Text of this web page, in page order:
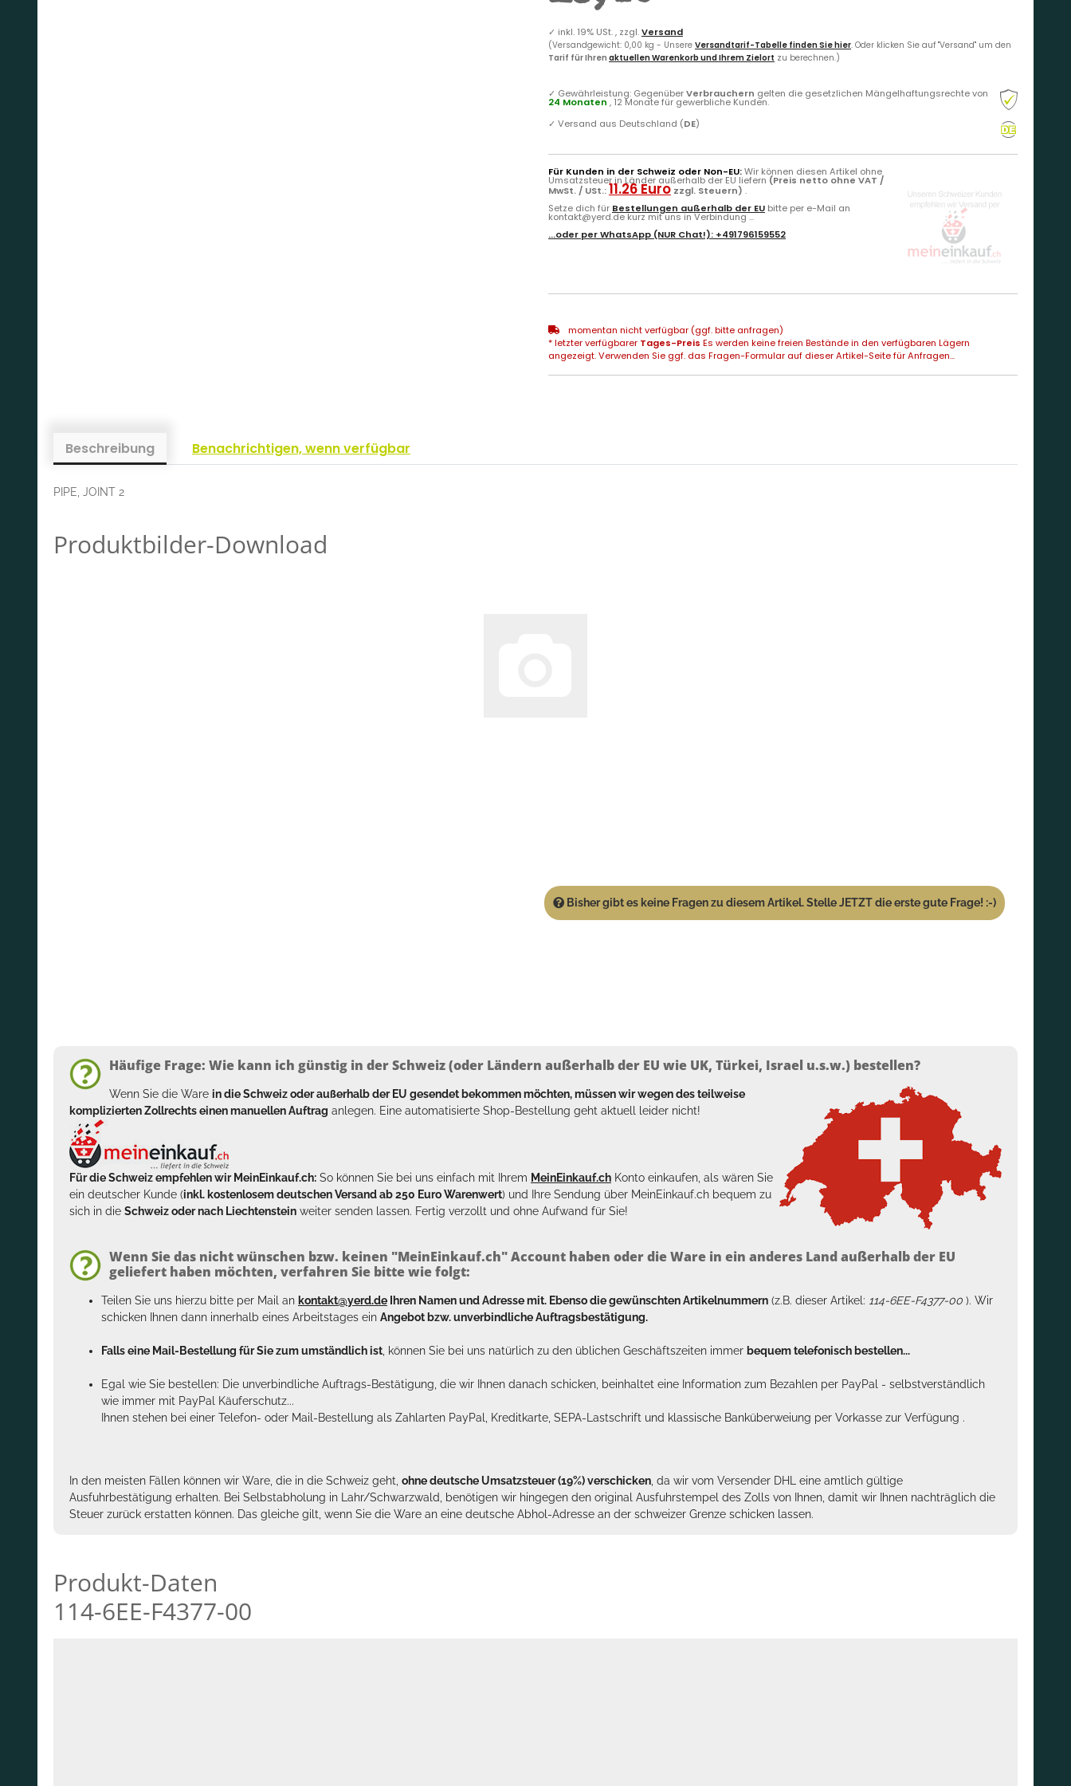
✓ inkl. 19% USt. , zzgl.Versand
(Versandgewicht: 0,00 kg - Unsere Versandtarif-Tabelle finden Sie hier. Oder klicken Sie auf "Versand" um den
Tarif für Ihren aktuellen Warenkorb und Ihrem Zielort zu berechnen.)
✓ Gewährleistung: GegenüberVerbrauchern gelten die gesetzlichen Mängelhaftungsrechte von
24 Monaten , 12 Monate für gewerbliche Kunden.
✓ Versand aus Deutschland (DE)
Für Kunden in der Schweiz oder Non-EU:Wir können diesen Artikel ohne
Umsatzsteuer in Länder außerhalb der EU liefern (Preis netto ohne VAT /
MwSt. / USt.:11.26 Euro zzgl. Steuern) .
Setze dich für Bestellungen außerhalb der EU bitte per e-Mail an
kontakt@yerd.de kurz mit uns in Verbindung ...
...oder perWhatsApp (NUR Chat!): +491796159552
momentan nicht verfügbar (ggf. bitte anfragen)
* letzter verfügbarer Tages-Preis Es werden keine freien Bestände in den verfügbaren Lägern
angezeigt. Verwenden Sie ggf. das Fragen-Formular auf dieser Artikel-Seite für Anfragen...
Beschreibung Benachrichtigen, wenn verfügbar
PIPE, JOINT 2
Produktbilder-Download
Bisher gibt es keine Fragen zu diesem Artikel. Stelle JETZT die erste gute Frage! :-)
Häufige Frage: Wie kann ich günstig in der Schweiz (oder Ländern außerhalb der EU wie UK, Türkei, Israel u.s.w.) bestellen?
Wenn Sie die Ware in die Schweiz oder außerhalb der EU gesendet bekommen möchten, müssen wir wegen des teilweise
komplizierten Zollrechts einen manuellen Auftrag anlegen. Eine automatisierte Shop-Bestellung geht aktuell leider nicht!
Für die Schweiz empfehlen wir MeinEinkauf.ch: So können Sie bei uns einfach mit Ihrem MeinEinkauf.ch Konto einkaufen, als wären Sie
ein deutscher Kunde (inkl. kostenlosem deutschen Versand ab 250 Euro Warenwert) und Ihre Sendung über MeinEinkauf.ch bequem zu
sich in die Schweiz oder nach Liechtenstein weiter senden lassen. Fertig verzollt und ohne Aufwand für Sie!
Wenn Sie das nicht wünschen bzw. keinen "MeinEinkauf.ch" Account haben oder die Ware in ein anderes Land außerhalb der EU
geliefert haben möchten, verfahren Sie bitte wie folgt:
Teilen Sie uns hierzu bitte per Mail an kontakt@yerd.de Ihren Namen und Adresse mit. Ebenso die gewünschten Artikelnummern (z.B. dieser Artikel: 114-6EE-F4377-00 ). Wir
schicken Ihnen dann innerhalb eines Arbeitstages ein Angebot bzw. unverbindliche Auftragsbestätigung.
Falls eine Mail-Bestellung für Sie zum umständlich ist , können Sie bei uns natürlich zu den üblichen Geschäftszeiten immer bequem telefonisch bestellen...
Egal wie Sie bestellen: Die unverbindliche Auftrags-Bestätigung, die wir Ihnen danach schicken, beinhaltet eine Information zum Bezahlen per PayPal - selbstverständlich
wie immer mit PayPal Käuferschutz...
Ihnen stehen bei einer Telefon- oder Mail-Bestellung als Zahlarten PayPal, Kreditkarte, SEPA-Lastschrift und klassische Banküberweiung per Vorkasse zur Verfügung .
In den meisten Fällen können wir Ware, die in die Schweiz geht, ohne deutsche Umsatzsteuer (19%) verschicken , da wir vom Versender DHL eine amtlich gültige
Ausfuhrbestätigung erhalten. Bei Selbstabholung in Lahr/Schwarzwald, benötigen wir hingegen den original Ausfuhrstempel des Zolls von Ihnen, damit wir Ihnen nachträglich die
Steuer zurück erstatten können. Das gleiche gilt, wenn Sie die Ware an eine deutsche Abhol-Adresse an der schweizer Grenze schicken lassen.
Produkt-Daten
114-6EE-F4377-00